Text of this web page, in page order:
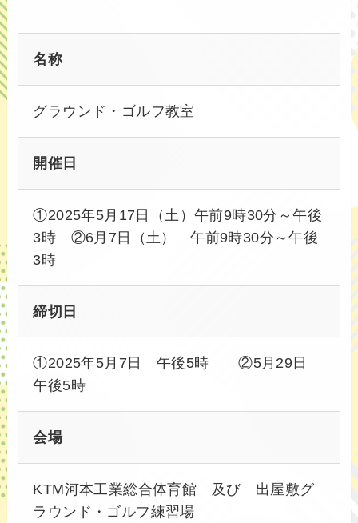
名称
グラウンド・ゴルフ教室
開催日
①2025年5月17日（土）午前9時30分～午後
3時 ②6月7日（土） 午前9時30分～午後
3時
締切日
①2025年5月7日 午後5時 ②5月29日
午後5時
会場
KTM河本工業総合体育館 及び 出屋敷グ
ラウンド・ゴルフ練習場